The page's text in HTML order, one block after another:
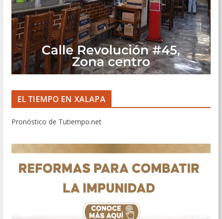
EL TIEMPO EN XALAPA
Pronóstico de Tutiempo.net